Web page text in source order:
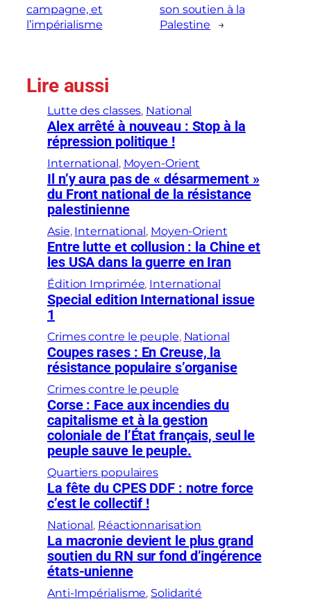
campagne, et
l’impérialisme
son soutien à la
Palestine
→
Lire aussi
Lutte des classes, National
Alex arrêté à nouveau : Stop à la
répression politique !
International , Moyen-Orient
Il n’y aura pas de « désarmement »
du Front national de la résistance
palestinienne
Asie, International , Moyen-Orient
Entre lutte et collusion : la Chine et
les USA dans la guerre en Iran
Édition Imprimée, International
Special edition International issue
1
Crimes contre le peuple, National
Coupes rases : En Creuse, la
résistance populaire s’organise
Crimes contre le peuple
Corse : Face aux incendies du
capitalisme et à la gestion
coloniale de l’État français, seul le
peuple sauve le peuple.
Quartiers populaires
La fête du CPES DDF : notre force
c’est le collectif !
National , Réactionnarisation
La macronie devient le plus grand
soutien du RN sur fond d’ingérence
états-unienne
Anti-Impérialisme, Solidarité